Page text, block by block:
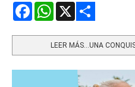
FacebookWhatsApp
LEER MÁS…UNA